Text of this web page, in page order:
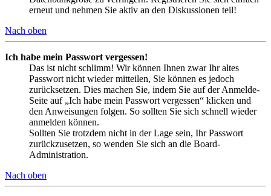
erneut und nehmen Sie aktiv an den Diskussionen teil!
Nach oben
Ich habe mein Passwort vergessen!
Das ist nicht schlimm! Wir können Ihnen zwar Ihr altes
Passwort nicht wieder mitteilen, Sie können es jedoch
zurücksetzen. Dies machen Sie, indem Sie auf der Anmelde-
Seite auf „Ich habe mein Passwort vergessen“ klicken und
den Anweisungen folgen. So sollten Sie sich schnell wieder
anmelden können.
Sollten Sie trotzdem nicht in der Lage sein, Ihr Passwort
zurückzusetzen, so wenden Sie sich an die Board-
Administration.
Nach oben